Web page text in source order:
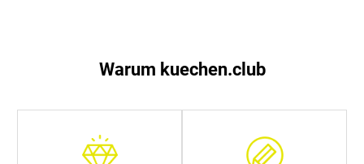
Warum kuechen.club